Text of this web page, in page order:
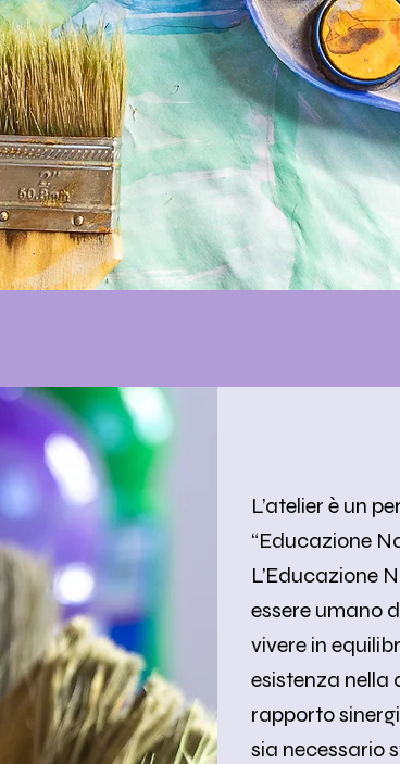
L’atelier è un
“Educazione
L’Educazione
essere umano
vivere in
esistenza nella
rapporto
sia necessario